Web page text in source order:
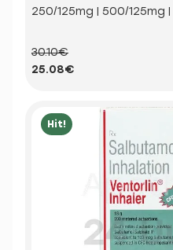
250/125mg | 500/125mg
30.10€
25.08€
Hit!